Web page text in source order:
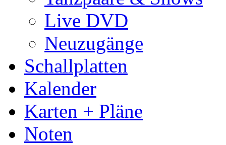
Live DVD
Neuzugänge
Schallplatten
Kalender
Karten + Pläne
Noten